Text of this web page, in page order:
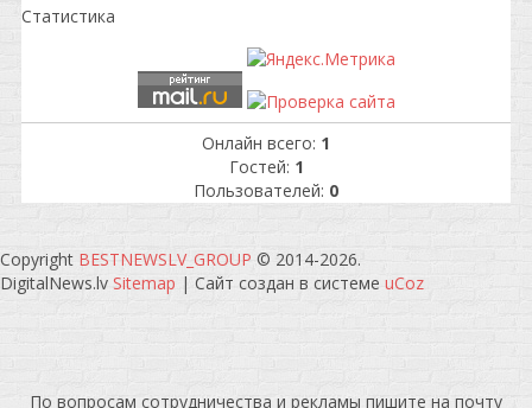
Статистика
Онлайн всего: 1
Гостей: 1
Пользователей: 0
Copyright BESTNEWSLV_GROUP © 2014-2026.
DigitalNews.lv Sitemap | Сайт создан в системе uCoz
По вопросам сотрудничества и рекламы пишите на почту